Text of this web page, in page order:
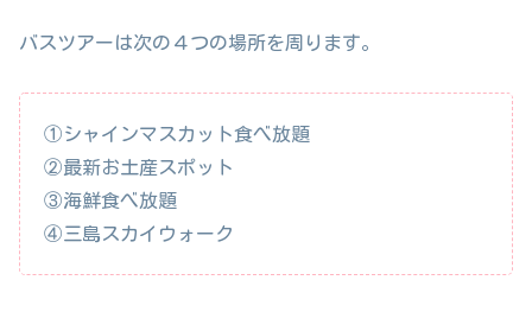
バスツアーは次の４つの場所を周ります。
①シャインマスカット食べ放題
②最新お土産スポット
③海鮮食べ放題
④三島スカイウォーク